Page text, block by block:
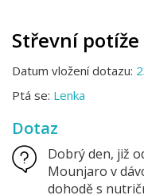
Střevní potíže
Datum vložení dotazu:
Ptá se: Lenka
Dotaz
Dobrý den, již
Mounjaro v
dohodě s